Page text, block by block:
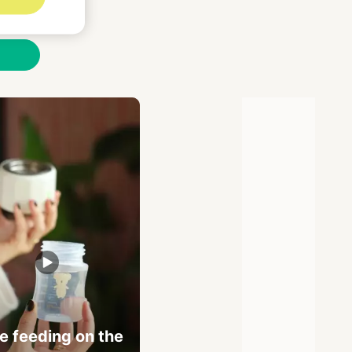
feeding on the